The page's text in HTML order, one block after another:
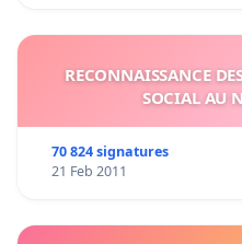
RECONNAISSANCE
SOCIAL AU
70 824 signatures
21 Feb 2011